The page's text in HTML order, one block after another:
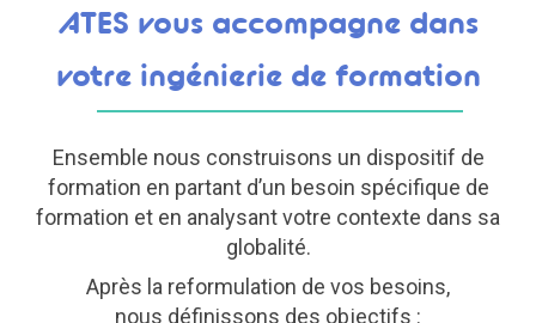
ATES vous accompagne dans
votre ingénierie de formation
Ensemble nous construisons un dispositif de
formation en partant d’un besoin spécifique de
formation et en analysant votre contexte dans sa
globalité.
Après la reformulation de vos besoins,
nous définissons des objectifs :